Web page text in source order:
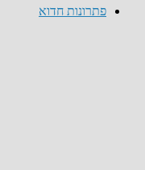
פתרונות חדוא